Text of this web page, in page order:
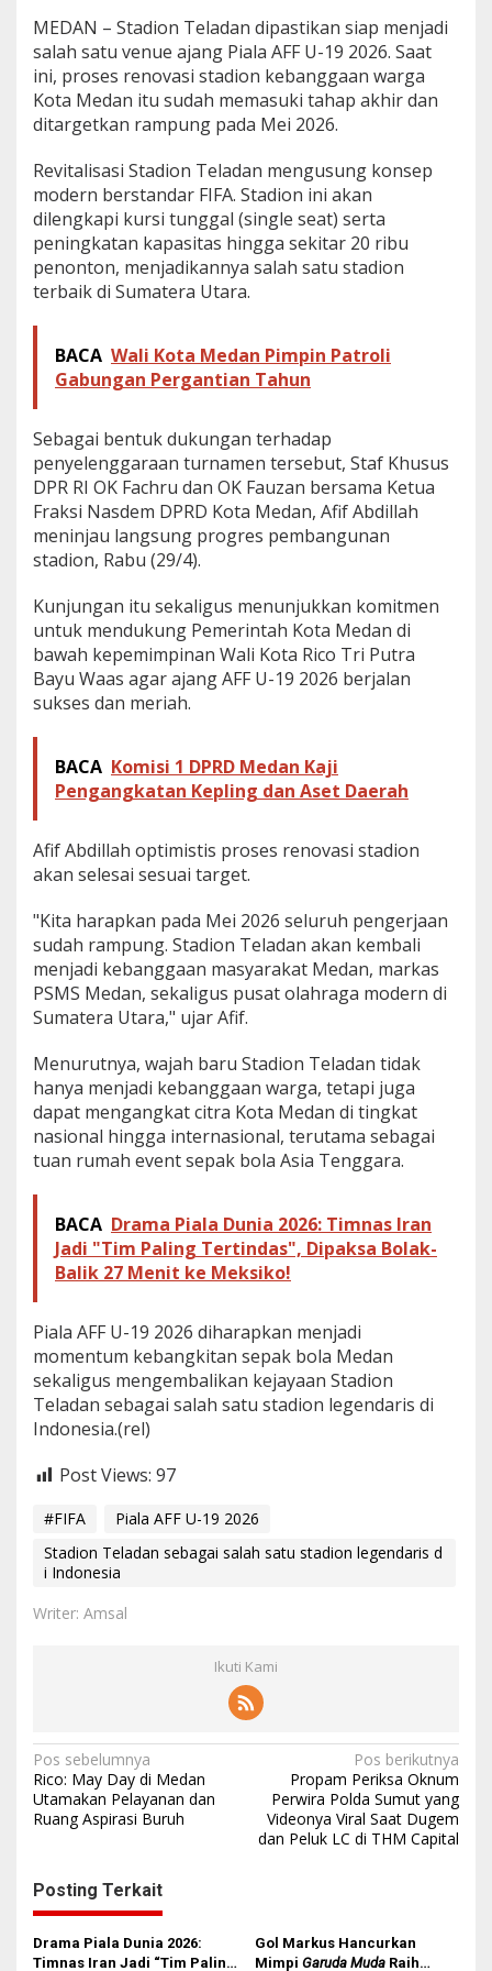
r
A
F
F
9
2
0
2
6
,
R
o
v
a
i
R
a
m
p
u
e
i
MEDAN – Stadion Teladan dipastikan siap menjadi
salah satu venue ajang Piala AFF U-19 2026. Saat
ini, proses renovasi stadion kebanggaan warga
Kota Medan itu sudah memasuki tahap akhir dan
ditargetkan rampung pada Mei 2026.
Revitalisasi Stadion Teladan mengusung konsep
modern berstandar FIFA. Stadion ini akan
dilengkapi kursi tunggal (single seat) serta
peningkatan kapasitas hingga sekitar 20 ribu
penonton, menjadikannya salah satu stadion
terbaik di Sumatera Utara.
BACA Wali Kota Medan Pimpin Patroli
Gabungan Pergantian Tahun
Sebagai bentuk dukungan terhadap
penyelenggaraan turnamen tersebut, Staf Khusus
DPR RI OK Fachru dan OK Fauzan bersama Ketua
Fraksi Nasdem DPRD Kota Medan, Afif Abdillah
meninjau langsung progres pembangunan
stadion, Rabu (29/4).
Kunjungan itu sekaligus menunjukkan komitmen
untuk mendukung Pemerintah Kota Medan di
bawah kepemimpinan Wali Kota Rico Tri Putra
Bayu Waas agar ajang AFF U-19 2026 berjalan
sukses dan meriah.
BACA Komisi 1 DPRD Medan Kaji
Pengangkatan Kepling dan Aset Daerah
Afif Abdillah optimistis proses renovasi stadion
akan selesai sesuai target.
"Kita harapkan pada Mei 2026 seluruh pengerjaan
sudah rampung. Stadion Teladan akan kembali
menjadi kebanggaan masyarakat Medan, markas
PSMS Medan, sekaligus pusat olahraga modern di
Sumatera Utara," ujar Afif.
Menurutnya, wajah baru Stadion Teladan tidak
hanya menjadi kebanggaan warga, tetapi juga
dapat mengangkat citra Kota Medan di tingkat
nasional hingga internasional, terutama sebagai
tuan rumah event sepak bola Asia Tenggara.
BACA Drama Piala Dunia 2026: Timnas Iran
Jadi "Tim Paling Tertindas", Dipaksa Bolak-
Balik 27 Menit ke Meksiko!
Piala AFF U-19 2026 diharapkan menjadi
momentum kebangkitan sepak bola Medan
sekaligus mengembalikan kejayaan Stadion
Teladan sebagai salah satu stadion legendaris di
Indonesia.(rel)
Post Views: 97
#FIFA
Piala AFF U-19 2026
Stadion Teladan sebagai salah satu stadion legendaris d
i Indonesia
Writer: Amsal
Ikuti Kami
N
a
v
g
a
s
Pos sebelumnya
Rico: May Day di Medan
Utamakan Pelayanan dan
Ruang Aspirasi Buruh
Pos berikutnya
Propam Periksa Oknum
Perwira Polda Sumut yang
Videonya Viral Saat Dugem
dan Peluk LC di THM Capital
Posting Terkait
Drama Piala Dunia 2026:
Timnas Iran Jadi “Tim Paling
Gol Markus Hancurkan
Mimpi Garuda MudaRaih